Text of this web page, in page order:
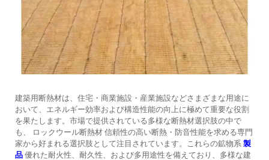
建築用断熱材は、住宅・商業施設・産業施設などさまざまな用途に
おいて、エネルギー効率および構造性能の向上に極めて重要な役割
を果たします。市場で提供されている多様な断熱材選択肢の中で
も、
ロックウール断熱材信頼性の高い断熱・防音性能を求める専門
家から好まれる選択肢として注目されています。これらの鉱物系 製
品優れた耐火性、耐久性、および多用途性を備えており、多様な建